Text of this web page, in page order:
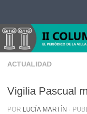
ACTUALIDAD
Vigilia Pascual
POR LUCÍA MARTÍN ·